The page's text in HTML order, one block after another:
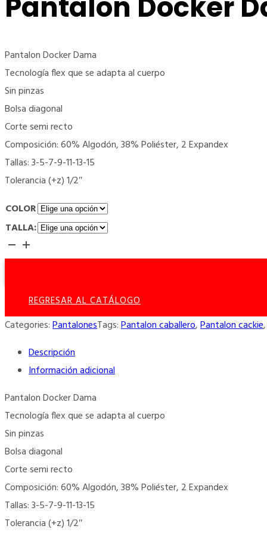
Pantalon Docker
Pantalon Docker Dama
Tecnología flex que se adapta al cuerpo
Sin pinzas
Bolsa diagonal
Corte semi recto
Composición: 60% Algodón, 38% Poliéster, 2 Expandex
Tallas: 3-5-7-9-11-13-15
Tolerancia (+z) 1/2″
COLOR
TALLA:
Pantalon
Docker
cantidadREGRESAR AL CATÁLOGO
Categories:PantalonesTags:Pantalon caballero,Pantalon cackie
Descripción
Información adicional
Pantalon Docker Dama
Tecnología flex que se adapta al cuerpo
Sin pinzas
Bolsa diagonal
Corte semi recto
Composición: 60% Algodón, 38% Poliéster, 2 Expandex
Tallas: 3-5-7-9-11-13-15
Tolerancia (+z) 1/2″